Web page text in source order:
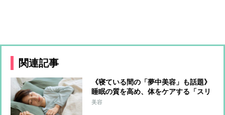
関連記事
《寝ている間の「夢中美容」も話題》
睡眠の質を高め、体をケアする「スリ
ープテック市場」が急拡大、ドリンク
美容